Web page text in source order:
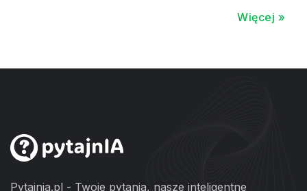
Więcej »
Pytajnia.pl - Twoje pytania, nasze inteligentne